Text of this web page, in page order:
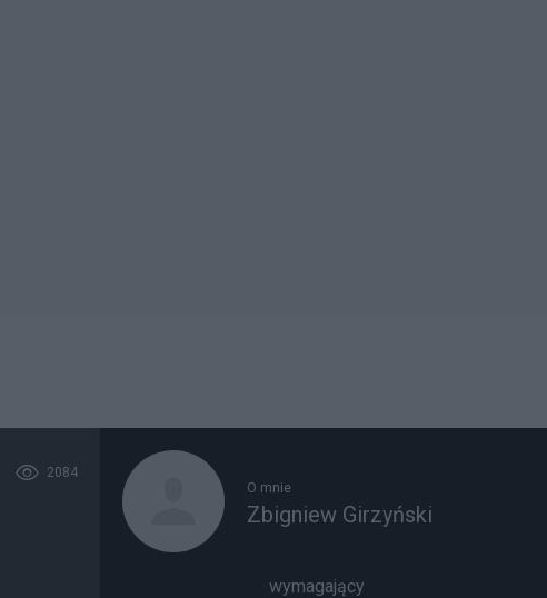
2084
O mnie
Zbigniew Girzyński
wymagający